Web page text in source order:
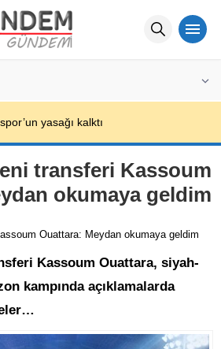
yasağı kalktı
transferi Kassoum
okumaya geldim
Ouattara: Meydan okumaya geldim
Kassoum Ouattara, siyah-
kampında açıklamalarda